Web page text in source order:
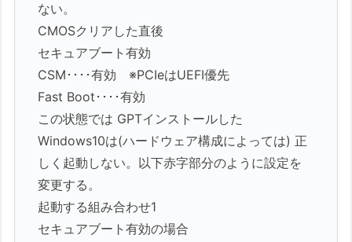
ない。
CMOSクリアした直後
セキュアブート有効
CSM････有効 ※PCIeはUEFI優先
Fast Boot････有効
この状態では GPTインストールした
Windows10は(ハードウェア構成によっては) 正
しく起動しない。以下赤字部分のように設定を
変更する。
起動する組み合わせ1
セキュアブート有効の場合